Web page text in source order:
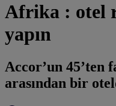
Afrika : otel
yapın
Accor’un 45’ten
arasından bir